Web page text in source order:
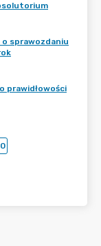
o sprawozdaniu
prawidłowości